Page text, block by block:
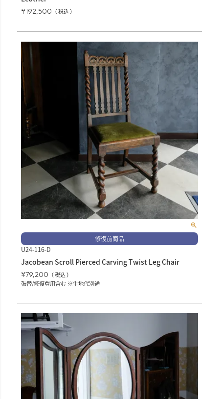
¥192,500 税込
修復前商品
U24-116-D
Jacobean Scroll Pierced Carving Twist Leg Chair
¥79,200
税込
張替/修復費用含む ※生地代別途